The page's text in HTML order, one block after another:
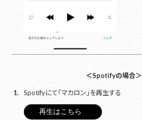
＜Spotifyの場合＞
1. Spotifyにて「マカロン」を再生する
再生はこちら